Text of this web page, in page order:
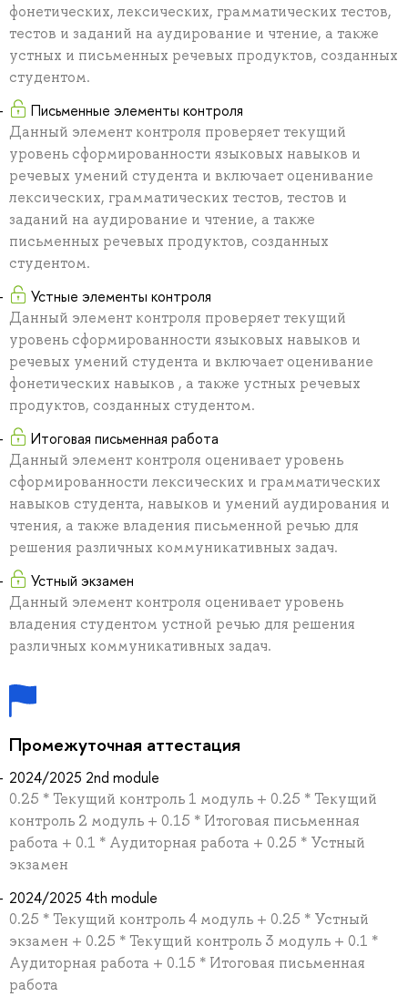
фонетических, лексических, грамматических тестов,
тестов и заданий на аудирование и чтение, а также
устных и письменных речевых продуктов, созданных
студентом.
Письменные элементы контроля
Данный элемент контроля проверяет текущий
уровень сформированности языковых навыков и
речевых умений студента и включает оценивание
лексических, грамматических тестов, тестов и
заданий на аудирование и чтение, а также
письменных речевых продуктов, созданных
студентом.
Устные элементы контроля
Данный элемент контроля проверяет текущий
уровень сформированности языковых навыков и
речевых умений студента и включает оценивание
фонетических навыков , а также устных речевых
продуктов, созданных студентом.
Итоговая письменная работа
Данный элемент контроля оценивает уровень
сформированности лексических и грамматических
навыков студента, навыков и умений аудирования и
чтения, а также владения письменной речью для
решения различных коммуникативных задач.
Устный экзамен
Данный элемент контроля оценивает уровень
владения студентом устной речью для решения
различных коммуникативных задач.
Промежуточная аттестация
2024/2025 2nd module
0.25 * Текущий контроль 1 модуль + 0.25 * Текущий
контроль 2 модуль + 0.15 * Итоговая письменная
работа + 0.1 * Аудиторная работа + 0.25 * Устный
экзамен
2024/2025 4th module
0.25 * Текущий контроль 4 модуль + 0.25 * Устный
экзамен + 0.25 * Текущий контроль 3 модуль + 0.1 *
Аудиторная работа + 0.15 * Итоговая письменная
работа